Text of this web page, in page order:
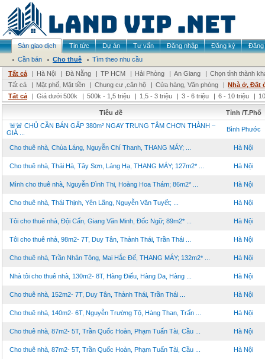
Sàn giao dịch Tin tức Dự án Tư vấn Đăng nhập Đăng ký
Đăng
Cần bán
Cho thuê
Tìm theo nhu cầu
Tất cả
| Hà Nội | Đà Nẵng | TP HCM | Hải Phòng | An Giang | Chọn tỉnh thành
Tất cả
| Mặt phố, Mặt tiền | Chung cư ,căn hộ | Cửa hàng, Văn phòng | Nhà ở, Đất
Tất cả
| Giá dưới 500k | 500k - 1,5 triệu | 1,5 - 3 triệu | 3 - 6 triệu | 6 - 10 triệu |
Tiêu đề
Tỉnh /T.Phố
🚨🚨 CHỦ CẦN BÁN GẤP 380m² NGAY TRUNG TÂM CHƠN THÀNH –
GIÁ ...
Bình Phước
Cho thuê nhà, Chùa Láng, Nguyễn Chí Thanh, THANG MÁY; ... Hà Nội
Cho thuê nhà, Thái Hà, Tây Sơn, Láng Hạ, THANG MÁY; 127m2* ... Hà Nội
Mình cho thuê nhà, Nguyễn Đình Thi, Hoàng Hoa Thám; 86m2* ... Hà Nội
Cho thuê nhà, Thái Thịnh, Yên Lãng, Nguyễn Văn Tuyết; ... Hà Nội
Tôi cho thuê nhà, Đội Cấn, Giang Văn Minh, Đốc Ngữ; 89m2* ... Hà Nội
Tôi cho thuê nhà, 98m2- 7T, Duy Tân, Thành Thái, Trần Thái ... Hà Nội
Cho thuê nhà, Trần Nhân Tông, Mai Hắc Đế, THANG MÁY; 132m2* ... Hà Nội
Nhà tôi cho thuê nhà, 130m2- 8T, Hàng Điếu, Hàng Da, Hàng ... Hà Nội
Cho thuê nhà, 152m2- 7T, Duy Tân, Thành Thái, Trần Thái ... Hà Nội
Cho thuê nhà, 140m2- 6T, Nguyễn Trường Tộ, Hàng Than, Trấn ... Hà Nội
Cho thuê nhà, 87m2- 5T, Trần Quốc Hoàn, Phạm Tuấn Tài, Cầu ... Hà Nội
Cho thuê nhà, 87m2- 5T, Trần Quốc Hoàn, Phạm Tuấn Tài, Cầu ... Hà Nội